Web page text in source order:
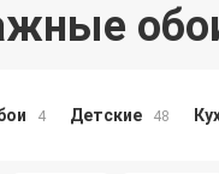
4 Детские 48